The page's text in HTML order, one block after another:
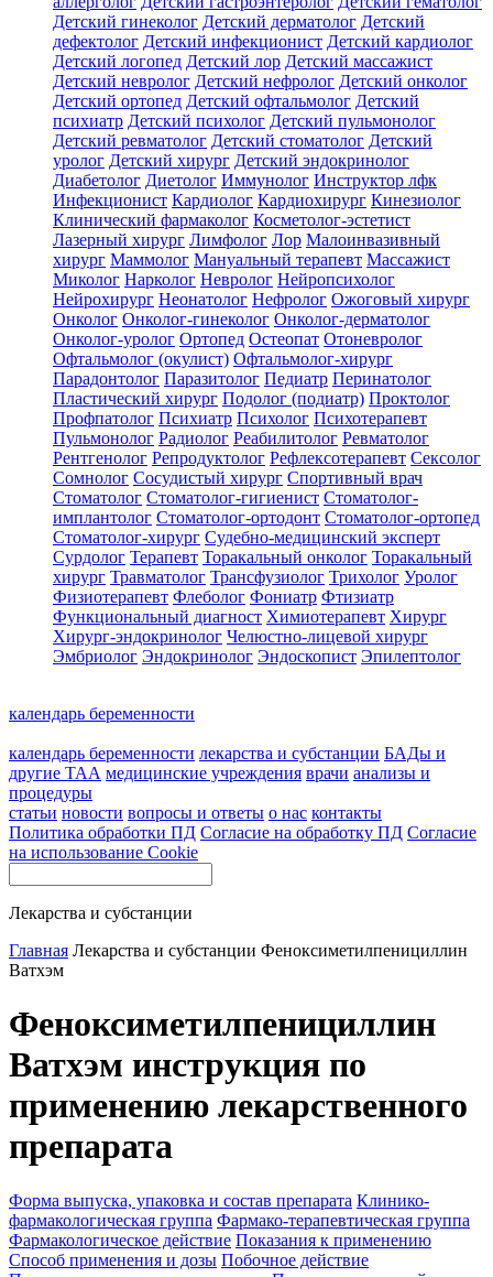
Детский гинеколог Детский дерматолог Детский
дефектолог Детский инфекционист Детский кардиолог
Детский логопед Детский лор Детский массажист
Детский невролог Детский нефролог Детский онколог
Детский ортопед Детский офтальмолог Детский
психиатр Детский психолог Детский пульмонолог
Детский ревматолог Детский стоматолог Детский
уролог Детский хирург Детский эндокринолог
Диабетолог Диетолог Иммунолог Инструктор лфк
Инфекционист Кардиолог Кардиохирург Кинезиолог
Клинический фармаколог Косметолог-эстетист
Лазерный хирург Лимфолог Лор Малоинвазивный
хирург Маммолог Мануальный терапевт Массажист
Миколог Нарколог Невролог Нейропсихолог
Нейрохирург Неонатолог Нефролог Ожоговый хирург
Онколог Онколог-гинеколог Онколог-дерматолог
Онколог-уролог Ортопед Остеопат Отоневролог
Офтальмолог (окулист) Офтальмолог-хирург
Парадонтолог Паразитолог Педиатр Перинатолог
Пластический хирург Подолог (подиатр) Проктолог
Профпатолог Психиатр Психолог Психотерапевт
Пульмонолог Радиолог Реабилитолог Ревматолог
Рентгенолог Репродуктолог Рефлексотерапевт Сексолог
Сомнолог Сосудистый хирург Спортивный врач
Стоматолог Стоматолог-гигиенист Стоматолог-
имплантолог Стоматолог-ортодонт Стоматолог-ортопед
Стоматолог-хирург Судебно-медицинский эксперт
Сурдолог Терапевт Торакальный онколог Торакальный
хирург Травматолог Трансфузиолог Трихолог Уролог
Физиотерапевт Флеболог Фониатр Фтизиатр
Функциональный диагност Химиотерапевт Хирург
Хирург-эндокринолог Челюстно-лицевой хирург
Эмбриолог Эндокринолог Эндоскопист Эпилептолог
календарь беременности
календарь беременности лекарства и субстанции БАДы и
другие ТАА медицинские учреждения врачи анализы и
процедуры
статьи новости вопросы и ответы о нас контакты
Политика обработки ПД Согласие на обработку ПД Согласие
на использование Cookie
Лекарства и субстанции
Главная Лекарства и субстанции Феноксиметилпенициллин
Ватхэм
Феноксиметилпенициллин
Ватхэм инструкция по
применению лекарственного
препарата
Форма выпуска, упаковка и состав препарата Клинико-
фармакологическая группа Фармако-терапевтическая группа
Фармакологическое действие Показания к применению
Способ применения и дозы Побочное действие